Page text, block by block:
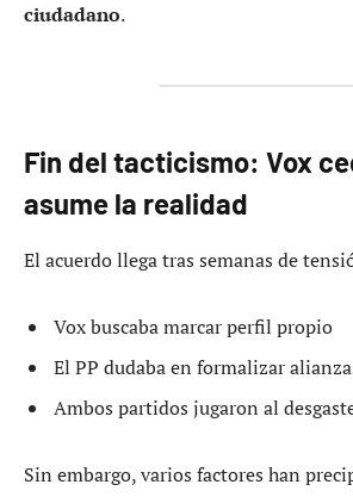
ciudadano.
Fin del tacticismo: Vox
asume la realidad
El acuerdo llega tras semanas de
Vox buscaba marcar perfil propio
El PP dudaba en formalizar
Ambos partidos jugaron al
Sin embargo, varios factores han